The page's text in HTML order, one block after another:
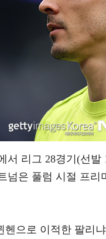
서 리그 28경기(선발
넘은 풀럼 시절 프리
헨으로 이적한 팔리